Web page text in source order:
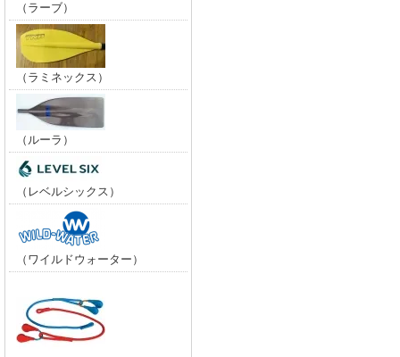
（ラーブ）
（ラミネックス）
（ルーラ）
（レベルシックス）
（ワイルドウォーター）